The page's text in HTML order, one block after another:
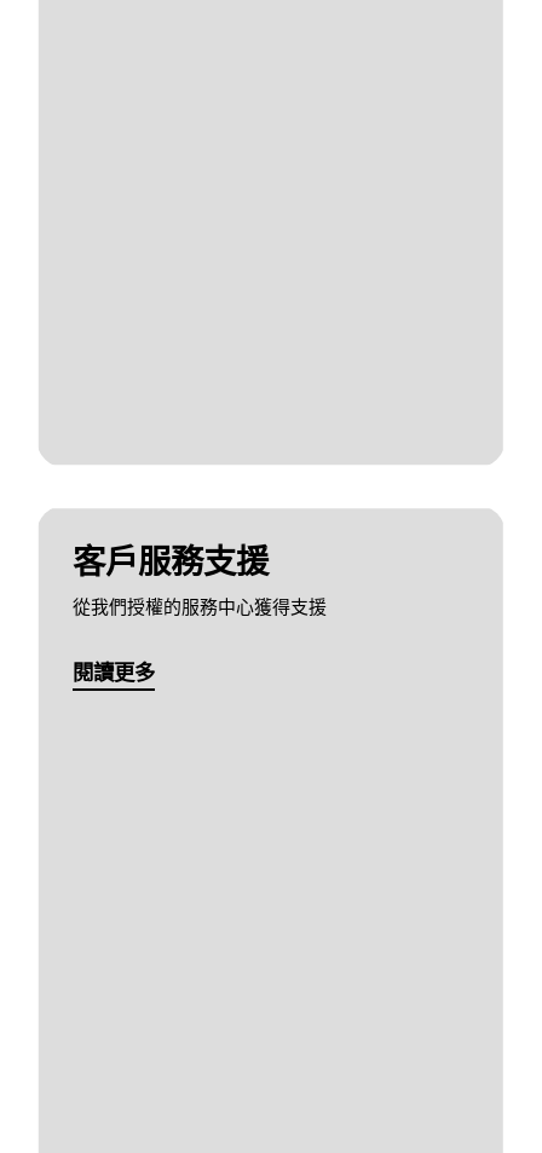
客戶服務支援
從我們授權的服務中心獲得支援
閱讀更多